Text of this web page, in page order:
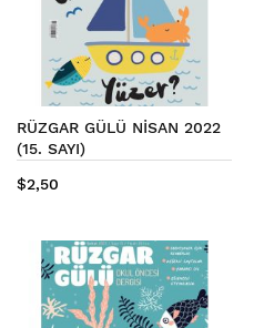
RÜZGAR GÜLÜ NİSAN 2022
(15. SAYI)
$2,50